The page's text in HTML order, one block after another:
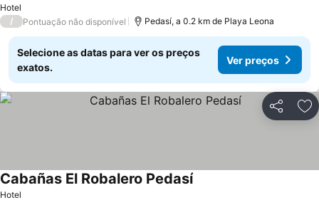
Hotel
/ Pontuação não disponível Pedasí, a 0.2 km de Playa Leona
Selecione as datas para ver os preços
exatos.
Ver preços
Partilhar
Hotel
Cabañas El Robalero PedasíVer preços